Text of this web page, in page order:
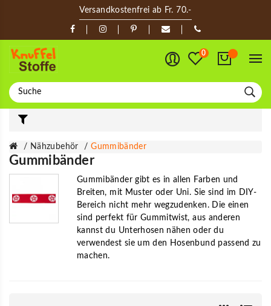
Versandkostenfrei ab Fr. 70.-
0
Nähzubehör Gummibänder
Gummibänder
Gummibänder gibt es in allen Farben und
Breiten, mit Muster oder Uni. Sie sind im DIY-
Bereich nicht mehr wegzudenken. Die einen
sind perfekt für Gummitwist, aus anderen
kannst du Unterhosen nähen oder du
verwendest sie um den Hosenbund passend zu
machen.